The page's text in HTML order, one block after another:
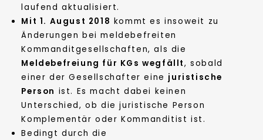
laufend aktualisiert.
Mit 1. August 2018 kommt es insoweit zu
Änderungen bei meldebefreiten
Kommanditgesellschaften, als die
Meldebefreiung für KGs wegfällt, sobald
einer der Gesellschafter eine juristische
Person ist. Es macht dabei keinen
Unterschied, ob die juristische Person
Komplementär oder Kommanditist ist.
Bedingt durch die